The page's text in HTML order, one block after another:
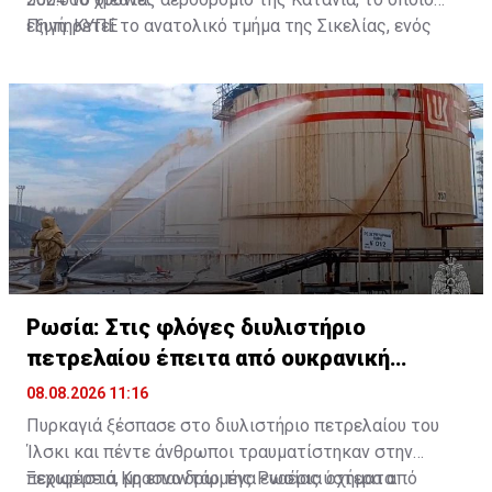
εξυπηρετεί το ανατολικό τμήμα της Σικελίας, ενός
προορισμούς της Ιταλίας.
Πηγή: ΚΥΠΕ
Ρωσία: Στις φλόγες διυλιστήριο
πετρελαίου έπειτα από ουκρανική
επίθεση
08.08.2026 11:16
Πυρκαγιά ξέσπασε στο διυλιστήριο πετρελαίου του
Ίλσκι και πέντε άνθρωποι τραυματίστηκαν στην
περιφέρεια Κρασνοντάρ της Ρωσίας ύστερα από
Ξεχωριστά, μη επανδρωμένα εναέρια οχήματα